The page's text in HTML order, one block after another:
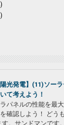
陽光発電】(11)ソー
て考えよう！
パネルの性能を最
確認しよう！ どう
。サンドマンです